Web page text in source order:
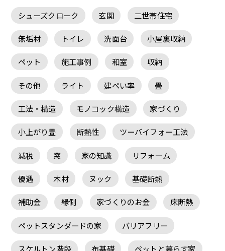
シューズクローク 玄関 二世帯住宅
無垢材 トイレ 洗面台 小屋裏収納
ペット 施工事例 和室 収納
その他 ライト 建ぺい率 畳
工法・構造 モノコック構造 家づくり
小上がり畳 断熱性 ツーバイフォー工法
減税 窓 家の知識 リフォーム
優遇 木材 ヌック 基礎断熱
補助金 縁側 家づくりのお金 床断熱
ペットスタンダードの家 バリアフリー
スケルトン階段 布基礎 ペットと暮らす家